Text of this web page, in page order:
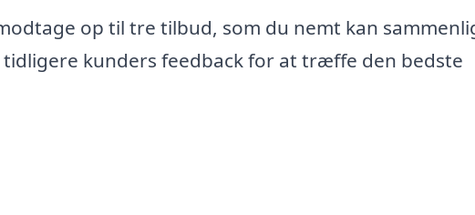
op til tre tilbud, som du nemt kan
kunders feedback for at træffe den bedste